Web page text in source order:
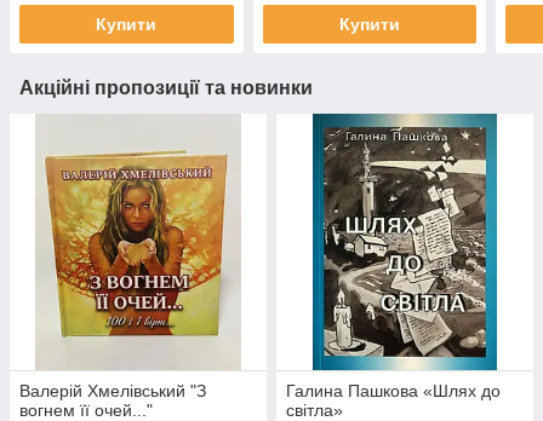
Купити Купити
Акційні пропозиції та новинки
Валерій Хмелівський "З
вогнем її очей..."
Галина Пашкова «Шлях до
світла»